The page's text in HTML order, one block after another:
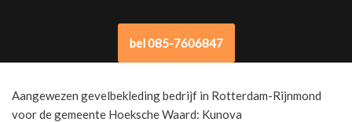
bel 085-7606847
Aangewezen gevelbekleding bedrijf in Rotterdam-Rijnmond
voor de gemeente Hoeksche Waard: Kunova